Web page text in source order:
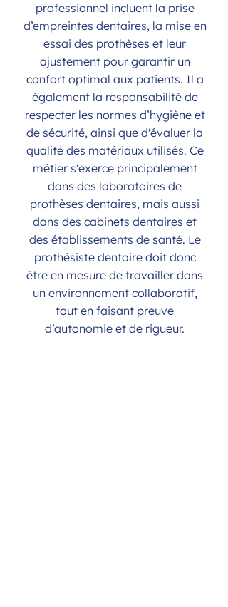
professionnel incluent la prise
d’empreintes dentaires, la mise en
essai des prothèses et leur
ajustement pour garantir un
confort optimal aux patients. Il a
également la responsabilité de
respecter les normes d’hygiène et
de sécurité, ainsi que d'évaluer la
qualité des matériaux utilisés. Ce
métier s'exerce principalement
dans des laboratoires de
prothèses dentaires, mais aussi
dans des cabinets dentaires et
des établissements de santé. Le
prothésiste dentaire doit donc
être en mesure de travailler dans
un environnement collaboratif,
tout en faisant preuve
d’autonomie et de rigueur.